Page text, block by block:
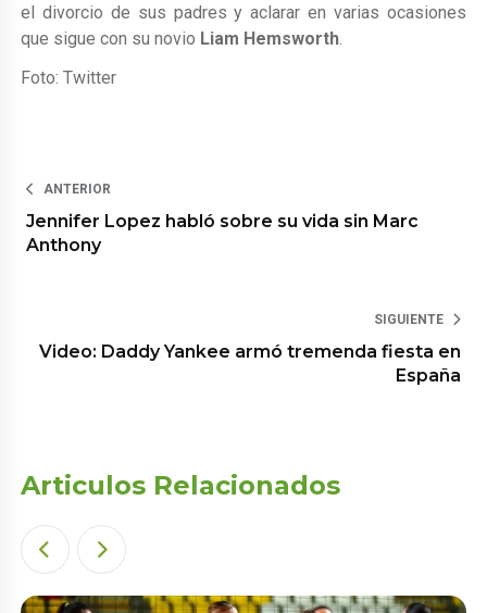
el divorcio de sus padres y aclarar en varias ocasiones
que sigue con su novio Liam Hemsworth.
Foto: Twitter
ANTERIOR
Jennifer Lopez habló sobre su vida sin Marc
Anthony
SIGUIENTE
Video: Daddy Yankee armó tremenda fiesta en
España
Articulos Relacionados